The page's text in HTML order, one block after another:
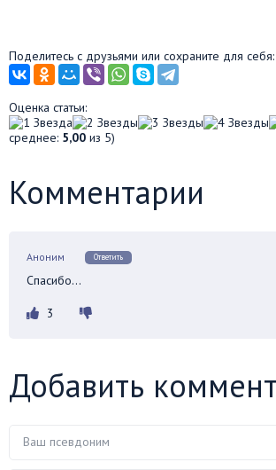
Поделитесь с друзьями или сохраните для себя:
Оценка статьи:
среднее: 5,00 из 5)
Комментарии
Аноним Ответить
Спасибо…
3
Добавить